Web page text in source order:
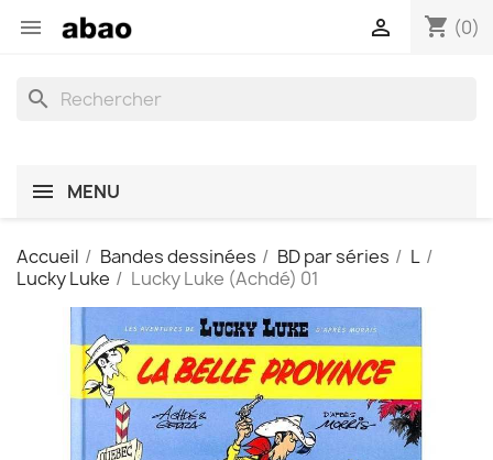
 shopping_cart (0)

search
MENU
Accueil Bandes dessinées BD par séries
L
Lucky Luke
Lucky Luke (Achdé) 01